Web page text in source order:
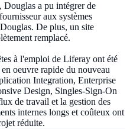
a pu intégrer de
aux systèmes
De plus, un site
remplacé.
à l'emploi de Liferay ont été
oeuvre rapide du nouveau
Integration, Enterprise
Design, Singles-Sign-On
de travail et la gestion des
internes longs et coûteux ont
réduite.